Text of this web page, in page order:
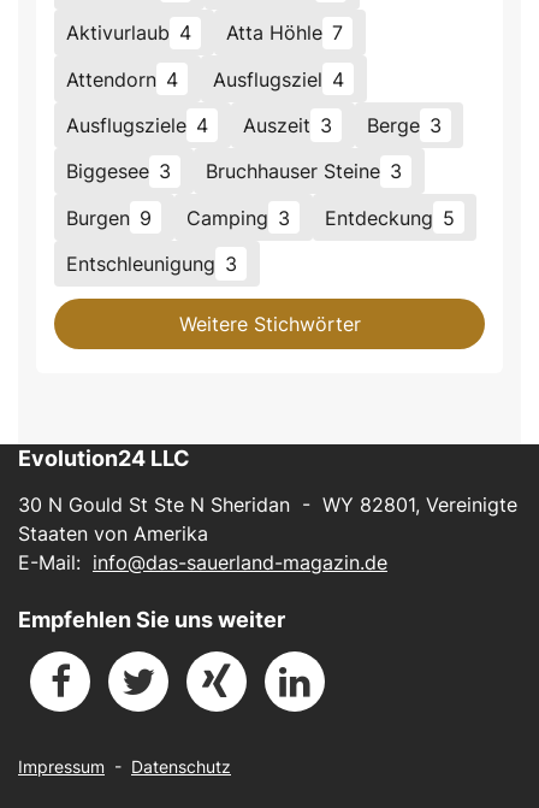
Aktivurlaub 4 Atta Höhle 7
Attendorn 4 Ausflugsziel 4
Ausflugsziele 4 Auszeit 3 Berge 3
Biggesee 3 Bruchhauser Steine 3
Burgen 9 Camping 3 Entdeckung 5
Entschleunigung 3
Weitere Stichwörter
Evolution24 LLC
30 N Gould St Ste N Sheridan - WY 82801, Vereinigte
Staaten von Amerika
E-Mail: info@das-sauerland-magazin.de
Empfehlen Sie uns weiter
Impressum - Datenschutz